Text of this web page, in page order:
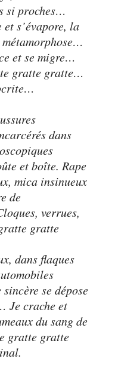
si proches…
s’évapore, la
et se migre…
gratte gratte…
dans
et boîte. Rape
mica insinueux
de
verrues,
gratte
dans flaques
se dépose
Je crache et
du sang de
gratte gratte